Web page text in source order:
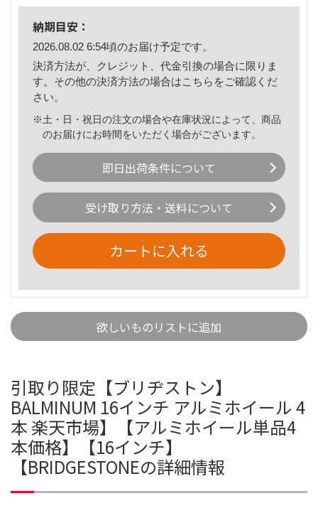
納期目安：
2026.08.02 6:54頃のお届け予定です。
決済方法が、クレジット、代金引換の場合に限りま
す。その他の決済方法の場合はこちら をご確認くだ
さい。
※土・日・祝日の注文の場合や在庫状況によって、商品
のお届けにお時間をいただく場合がございます。
即日出荷条件について
受け取り方法・送料について
カートに入れる
欲しいものリストに追加
引取り限定【ブリヂストン】
BALMINUM 16インチ アルミホイール 4
本 楽天市場】【アルミホイール単品4
本価格】【16インチ】
【BRIDGESTONEの詳細情報